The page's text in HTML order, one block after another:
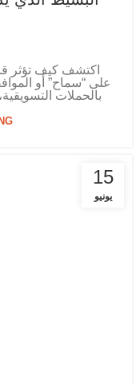
اكتشف كيف تؤثر
على “سماح” أو
بالحملات
15
يونيو